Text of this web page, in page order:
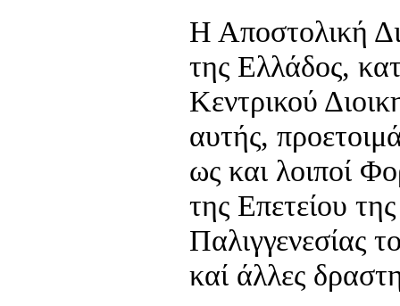
Η Αποστολική
της Ελλάδος,
Κεντρικού
αυτής,
ως και λοιποί
της Επετείου
Παλιγγενεσίας
καί άλλες